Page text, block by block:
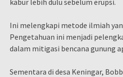
Ini melengkapi metode ilmiah
Pengetahuan ini menjadi
dalam mitigasi bencana gunung
Sementara di desa Keningar,